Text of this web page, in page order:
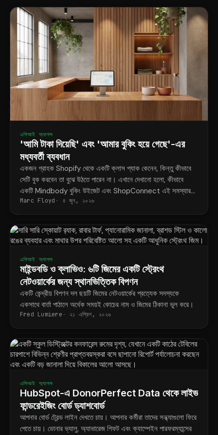
এপিআই অ্যাপস
'আমি টাকা দিয়েছি' এবং 'আমার বুকিং হয়ে গেছে'-এর
মধ্যবর্তী ব্যবধান
একজন গ্রাহক Shopify থেকে একটি ক্লাস প্যাক কেনেন, কিন্তু কীভাবে
সেটি বুক করবেন তা বুঝে উঠতে পারেন না। এখানে দেখানো হলো, কীভাবে
একটি Mindbody বুকিং উইজেট এবং ShopConnect এই সমস্যার
স্থায়ী সমাধান করে।
Marc Floyd ৪ জুন, ২০২৬
এপিআই অ্যাপস
মাইন্ডবডি ও ক্লাভিও: ৬টি জিমের একটি স্ট্রেংথ
নেটওয়ার্কের জন্য স্থানভিত্তিক বিপণন
একটি কেন্দ্রীয় বিপণন দল ছয়টি জিমের নেটওয়ার্কের প্রত্যেক সদস্যকে
একসাথে বার্তা পাঠালে অর্ধেক সময়ই কোচের নাম ও জিমের ঠিকানা ভুল করে।
Fred Lumiere ২১ এপ্রিল, ২০২৬
এপিআই অ্যাপস
HubSpot-এ DonorPerfect Data থেকে লাইভ
ফান্ডরেইজিং বোর্ড ড্যাশবোর্ড
আপনার বোর্ড ট্রেন্ড লাইন দেখতে চায়। আপনার কর্মীরা তাদের সন্ধ্যাগুলো ফিরে
পেতে চায়। ডোনার ভ্যালু, অ্যাভারেজ গিফট এবং ক্যাম্পেইন পারফরম্যান্সের